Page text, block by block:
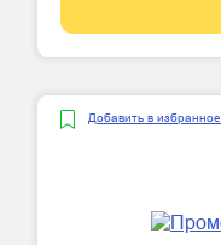
Добавить в избранное